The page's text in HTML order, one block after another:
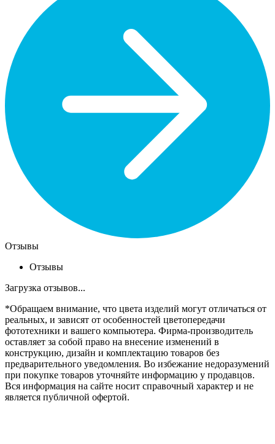
Отзывы
Отзывы
Загрузка отзывов...
*Обращаем внимание, что цвета изделий могут отличаться от
реальных, и зависят от особенностей цветопередачи
фототехники и вашего компьютера. Фирма-производитель
оставляет за собой право на внесение изменений в
конструкцию, дизайн и комплектацию товаров без
предварительного уведомления. Во избежание недоразумений
при покупке товаров уточняйте информацию у продавцов.
Вся информация на сайте носит справочный характер и не
является публичной офертой.